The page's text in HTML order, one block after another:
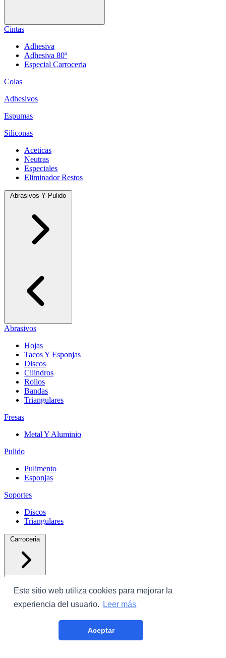
Este sitio web utiliza cookies para mejorar la
experiencia del usuario.
Leer más
Aceptar
Cintas
Adhesiva
Adhesiva 80º
Especial Carroceria
Colas
Adhesivos
Espumas
Siliconas
Aceticas
Neutras
Especiales
Eliminador Restos
Abrasivos Y Pulido
Abrasivos
Hojas
Tacos Y Esponjas
Discos
Cilindros
Rollos
Bandas
Triangulares
Fresas
Metal Y Aluminio
Pulido
Pulimento
Esponjas
Soportes
Discos
Triangulares
Carroceria
Plastico Con Cinta